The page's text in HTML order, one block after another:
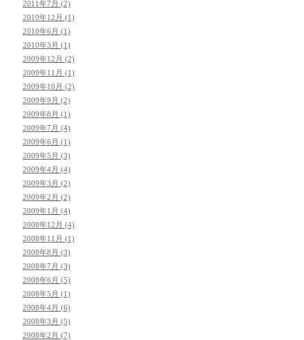
2011年7月 (2)
2010年12月 (1)
2010年6月 (1)
2010年3月 (1)
2009年12月 (2)
2009年11月 (1)
2009年10月 (2)
2009年9月 (2)
2009年8月 (1)
2009年7月 (4)
2009年6月 (1)
2009年5月 (3)
2009年4月 (4)
2009年3月 (2)
2009年2月 (2)
2009年1月 (4)
2008年12月 (4)
2008年11月 (1)
2008年8月 (3)
2008年7月 (3)
2008年6月 (5)
2008年5月 (1)
2008年4月 (6)
2008年3月 (5)
2008年2月 (7)